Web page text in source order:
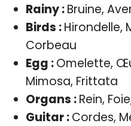
Rainy :Bruine,
Birds :Hirondelle,
Corbeau
Egg :Omelette,
Mimosa, Frittata
Organs :Rein,
Guitar :Cordes,